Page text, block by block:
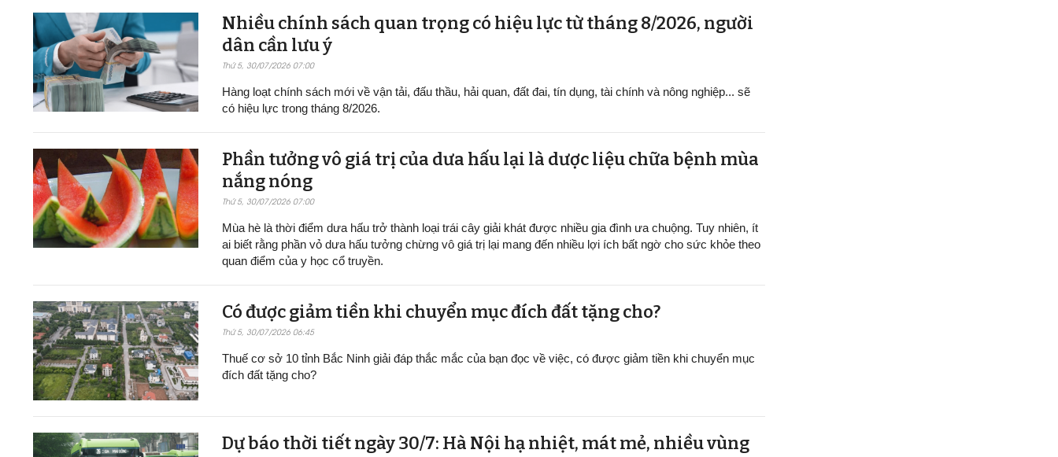
Nhiều chính sách quan trọng có hiệu lực từ tháng 8/2026, người
dân cần lưu ý
Thứ 5, 30/07/2026 07:00
Hàng loạt chính sách mới về vận tải, đấu thầu, hải quan, đất đai, tín dụng, tài chính và nông nghiệp... sẽ
có hiệu lực trong tháng 8/2026.
Phần tưởng vô giá trị của dưa hấu lại là dược liệu chữa bệnh mùa
nắng nóng
Thứ 5, 30/07/2026 07:00
Mùa hè là thời điểm dưa hấu trở thành loại trái cây giải khát được nhiều gia đình ưa chuộng. Tuy nhiên, ít
ai biết rằng phần vỏ dưa hấu tưởng chừng vô giá trị lại mang đến nhiều lợi ích bất ngờ cho sức khỏe theo
quan điểm của y học cổ truyền.
Có được giảm tiền khi chuyển mục đích đất tặng cho?
Thứ 5, 30/07/2026 06:45
Thuế cơ sở 10 tỉnh Bắc Ninh giải đáp thắc mắc của bạn đọc về việc, có được giảm tiền khi chuyển mục
đích đất tặng cho?
Dự báo thời tiết ngày 30/7: Hà Nội hạ nhiệt, mát mẻ, nhiều vùng